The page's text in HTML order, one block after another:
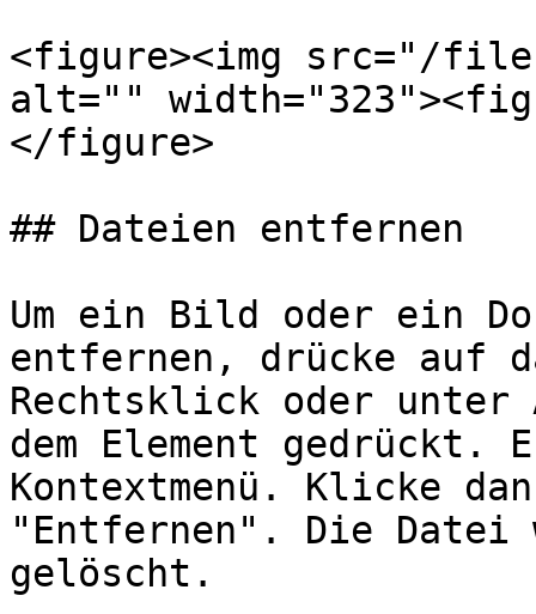
<figure><img src="/
alt=""
</figure>
## Dateien entfernen
Um ein Bild oder ein
entfernen, drücke auf
Rechtsklick oder unter
dem Element gedrückt.
Kontextmenü. Klicke
"Entfernen". Die
gelöscht.